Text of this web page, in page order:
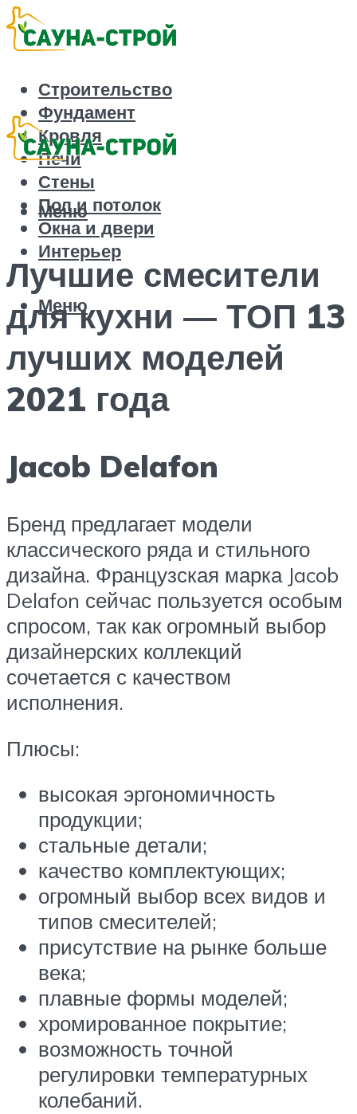
Строительство
Фундамент
Кровля
Печи
Стены
Пол и потолок
Окна и двери
Интерьер
Меню
Меню
Лучшие смесители
для кухни — ТОП 13
лучших моделей
2021 года
Jacob Delafon
Бренд предлагает модели
классического ряда и стильного
дизайна. Французская марка Jacob
Delafon сейчас пользуется особым
спросом, так как огромный выбор
дизайнерских коллекций
сочетается с качеством
исполнения.
Плюсы:
высокая эргономичность
продукции;
стальные детали;
качество комплектующих;
огромный выбор всех видов и
типов смесителей;
присутствие на рынке больше
века;
плавные формы моделей;
хромированное покрытие;
возможность точной
регулировки температурных
колебаний.